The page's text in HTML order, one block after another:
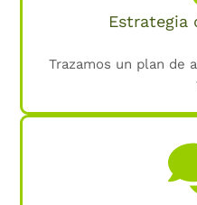
Estrategia
Trazamos un plan de